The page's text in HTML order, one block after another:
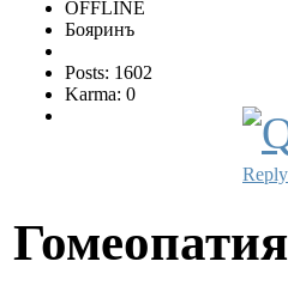
OFFLINE
Бояринъ
Posts: 1602
Karma: 0
Reply